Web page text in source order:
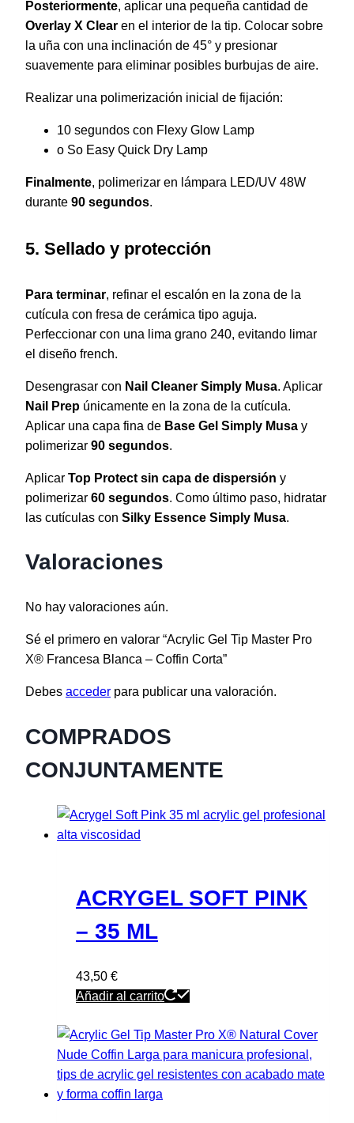
Posteriormente, aplicar una pequeña cantidad de
Overlay X Clear en el interior de la tip. Colocar sobre
la uña con una inclinación de 45° y presionar
suavemente para eliminar posibles burbujas de aire.
Realizar una polimerización inicial de fijación:
10 segundos con Flexy Glow Lamp
o So Easy Quick Dry Lamp
Finalmente, polimerizar en lámpara LED/UV 48W
durante 90 segundos.
5. Sellado y protección
Para terminar, refinar el escalón en la zona de la
cutícula con fresa de cerámica tipo aguja.
Perfeccionar con una lima grano 240, evitando limar
el diseño french.
Desengrasar con Nail Cleaner Simply Musa. Aplicar
Nail Prep únicamente en la zona de la cutícula.
Aplicar una capa fina de Base Gel Simply Musa y
polimerizar 90 segundos.
Aplicar Top Protect sin capa de dispersión y
polimerizar 60 segundos. Como último paso, hidratar
las cutículas con Silky Essence Simply Musa.
Valoraciones
No hay valoraciones aún.
Sé el primero en valorar “Acrylic Gel Tip Master Pro
X® Francesa Blanca – Coffin Corta”
Debes acceder para publicar una valoración.
COMPRADOS
CONJUNTAMENTE
ACRYGEL SOFT PINK
– 35 ML
43,50 €
Añadir al carrito